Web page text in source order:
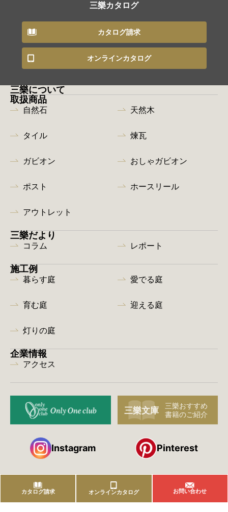
三樂カタログ
カタログ請求
オンラインカタログ
三樂について
取扱商品
自然石 天然木
タイル 煉瓦
ガビオン おしゃガビオン
ポスト ホースリール
アウトレット
三樂だより
コラム レポート
施工例
暮らす庭 愛でる庭
育む庭 迎える庭
灯りの庭
企業情報
アクセス
Instagram Pinterest
株式会社 三樂
カタログ請求 オンラインカタログ お問い合わせ